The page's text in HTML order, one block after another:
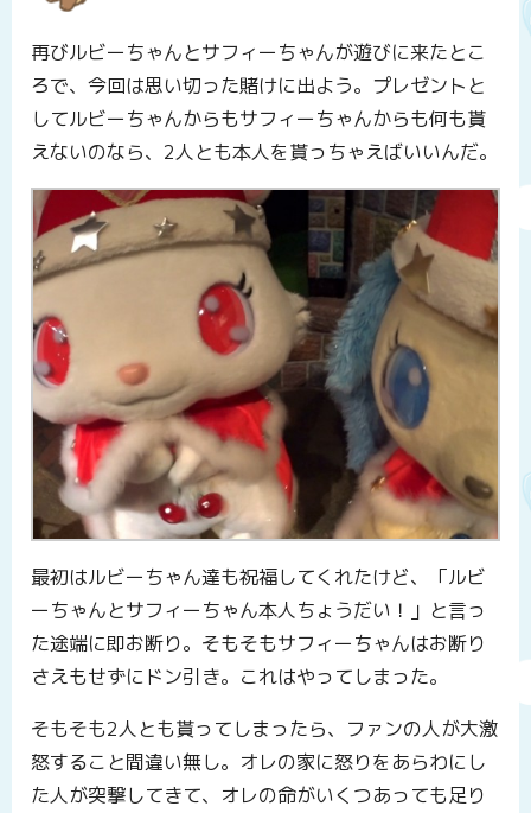
再びルビーちゃんとサフィーちゃんが遊びに来たとこ
ろで、今回は思い切った賭けに出よう。プレゼントと
してルビーちゃんからもサフィーちゃんからも何も貰
えないのなら、2人とも本人を貰っちゃえばいいんだ。
最初はルビーちゃん達も祝福してくれたけど、「ルビ
ーちゃんとサフィーちゃん本人ちょうだい！」と言っ
た途端に即お断り。そもそもサフィーちゃんはお断り
さえもせずにドン引き。これはやってしまった。
そもそも2人とも貰ってしまったら、ファンの人が大激
怒すること間違い無し。オレの家に怒りをあらわにし
た人が突撃してきて、オレの命がいくつあっても足り